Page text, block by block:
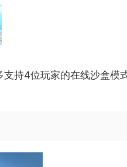
持4位玩家的在线沙盒模